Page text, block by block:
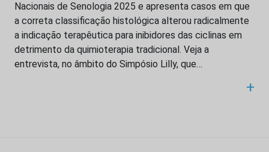
Nacionais de Senologia 2025 e apresenta casos em que
a correta classificação histológica alterou radicalmente
a indicação terapêutica para inibidores das ciclinas em
detrimento da quimioterapia tradicional. Veja a
entrevista, no âmbito do Simpósio Lilly, que…
+